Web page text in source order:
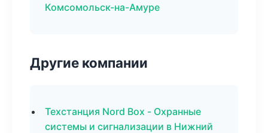
Комсомольск-на-Амуре
Другие компании
Техстанция Nord Box - Охранные
системы и сигнализации в Нижний